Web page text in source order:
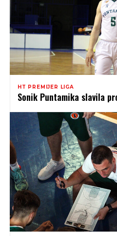
HT PREMIJER LIGA
Sonik Puntamika slavila